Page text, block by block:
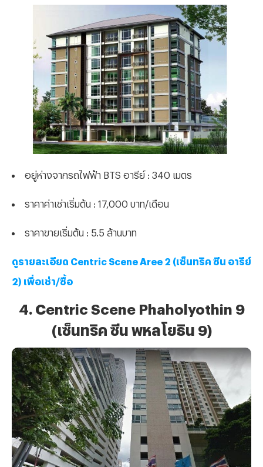
อยู่ห่างจากรถไฟฟ้า BTS อารีย์ : 340 เมตร
ราคาค่าเช่าเริ่มต้น : 17,000 บาท/เดือน
ราคาขายเริ่มต้น : 5.5 ล้านบาท
ดูรายละเอียด Centric Scene Aree 2 (เซ็นทริค ซีน อารีย์
2) เพื่อเช่า/ซื้อ
4. Centric Scene Phaholyothin 9
(เซ็นทริค ซีน พหลโยธิน 9)